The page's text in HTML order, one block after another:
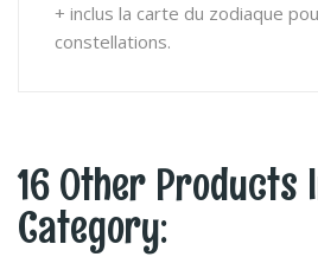
+ inclus la carte du zodiaque
constellations.
16 Other Products
Category: